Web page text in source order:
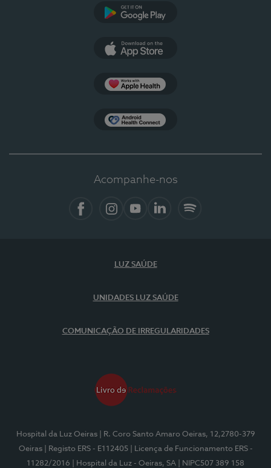
Acompanhe-nos
LUZ SAÚDE
UNIDADES LUZ SAÚDE
COMUNICAÇÃO DE IRREGULARIDADES
Hospital da Luz Oeiras
| R. Coro Santo Amaro Oeiras, 12,2780-379
Oeiras
| Registo ERS - E112405
| Licença de Funcionamento ERS -
11282/2016
| Hospital da Luz - Oeiras, SA | NIPC507 389 158